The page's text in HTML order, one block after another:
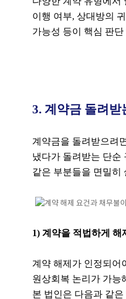
이행 여부, 상대방의
가능성 등이 핵심 판
3. 계약금 돌려받
계약금을 돌려받으려
냈다가 돌려받는 단순
같은 부분들을 면밀히
1) 계약을 적법하게 해
계약 해제가 인정되어
원상회복 논리가 가능
본 법인은 다음과 같